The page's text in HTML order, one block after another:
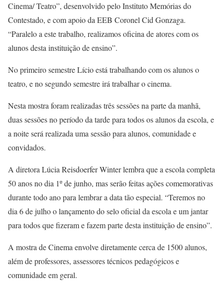
Cinema/ Teatro”, desenvolvido pelo Instituto Memórias do
Contestado, e com apoio da EEB Coronel Cid Gonzaga.
“Paralelo a este trabalho, realizamos oficina de atores com os
alunos desta instituição de ensino”.
No primeiro semestre Lício está trabalhando com os alunos o
teatro, e no segundo semestre irá trabalhar o cinema.
Nesta mostra foram realizadas três sessões na parte da manhã,
duas sessões no período da tarde para todos os alunos da escola, e
a noite será realizada uma sessão para alunos, comunidade e
convidados.
A diretora Lúcia Reisdoerfer Winter lembra que a escola completa
50 anos no dia 1º de junho, mas serão feitas ações comemorativas
durante todo ano para lembrar a data tão especial. “Teremos no
dia 6 de julho o lançamento do selo oficial da escola e um jantar
para todos que fizeram e fazem parte desta instituição de ensino”.
A mostra de Cinema envolve diretamente cerca de 1500 alunos,
além de professores, assessores técnicos pedagógicos e
comunidade em geral.